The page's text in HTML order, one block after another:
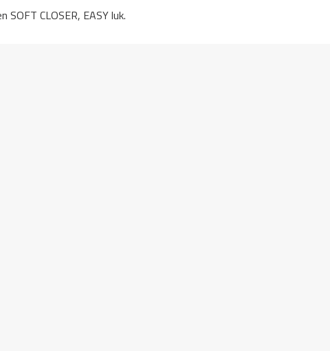
CLOSER, EASY luk.